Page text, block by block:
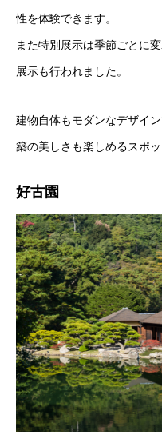
性を体験できます。
また特別展示は季節ごとに
展示も行われました。
建物自体もモダンなデザイ
築の美しさも楽しめるスポッ
好古園